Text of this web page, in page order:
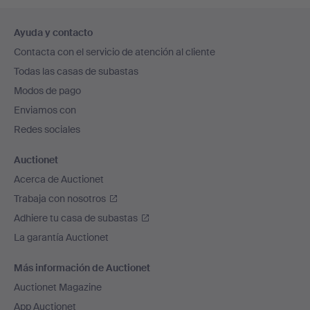
en
el
pie
de
página
Ayuda y contacto
Contacta con el servicio de atención al cliente
Todas las casas de subastas
Modos de pago
Enviamos con
Redes sociales
Auctionet
Acerca de Auctionet
Trabaja con nosotros
Adhiere tu casa de subastas
La garantía Auctionet
Más información de Auctionet
Auctionet Magazine
App Auctionet